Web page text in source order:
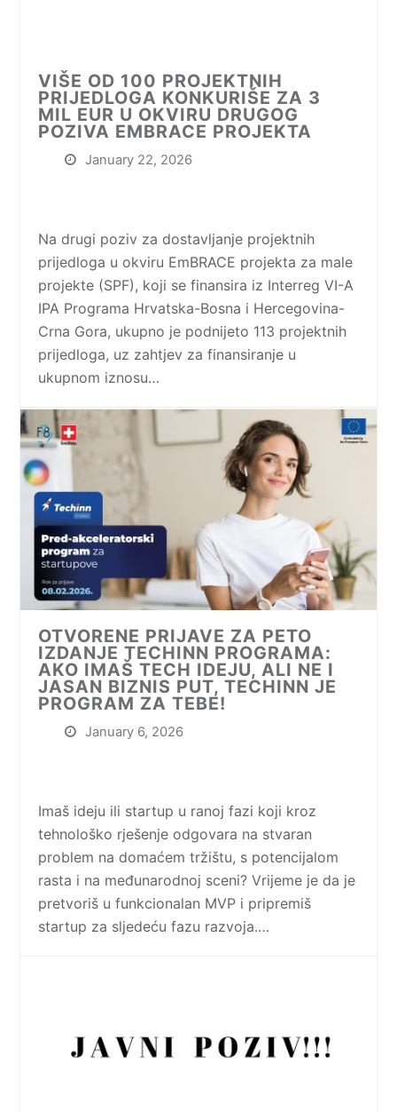
VIŠE OD 100 PROJEKTNIH
PRIJEDLOGA KONKURIŠE ZA 3
MIL EUR U OKVIRU DRUGOG
POZIVA EMBRACE PROJEKTA
January 22, 2026
Na drugi poziv za dostavljanje projektnih
prijedloga u okviru EmBRACE projekta za male
projekte (SPF), koji se finansira iz Interreg VI-A
IPA Programa Hrvatska-Bosna i Hercegovina-
Crna Gora, ukupno je podnijeto 113 projektnih
prijedloga, uz zahtjev za finansiranje u
ukupnom iznosu…
OTVORENE PRIJAVE ZA PETO
IZDANJE TECHINN PROGRAMA:
AKO IMAŠ TECH IDEJU, ALI NE I
JASAN BIZNIS PUT, TECHINN JE
PROGRAM ZA TEBE!
January 6, 2026
Imaš ideju ili startup u ranoj fazi koji kroz
tehnološko rješenje odgovara na stvaran
problem na domaćem tržištu, s potencijalom
rasta i na međunarodnoj sceni? Vrijeme je da je
pretvoriš u funkcionalan MVP i pripremiš
startup za sljedeću fazu razvoja.…